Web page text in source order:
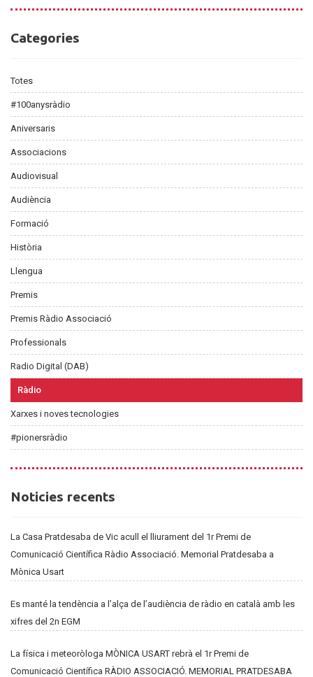
Categories
Categories
Totes
#100anysràdio
Aniversaris
Associacions
Audiovisual
Audiència
Formació
Història
Llengua
Premis
Premis Ràdio Associació
Professionals
Radio Digital (DAB)
Ràdio
Xarxes i noves tecnologies
#pionersràdio
Noticies
Noticies recents
La Casa Pratdesaba de Vic acull el lliurament del 1r Premi de
Comunicació Científica Ràdio Associació. Memorial Pratdesaba a
Mònica Usart
Es manté la tendència a l’alça de l’audiència de ràdio en català amb les
xifres del 2n EGM
La física i meteoròloga MÒNICA USART rebrà el 1r Premi de
Comunicació Científica RÀDIO ASSOCIACIÓ. MEMORIAL PRATDESABA